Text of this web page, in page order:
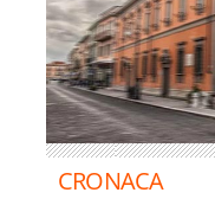
CRONACA